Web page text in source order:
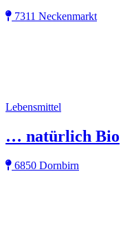
7311 Neckenmarkt
Lebensmittel
… natürlich Bio
6850 Dornbirn